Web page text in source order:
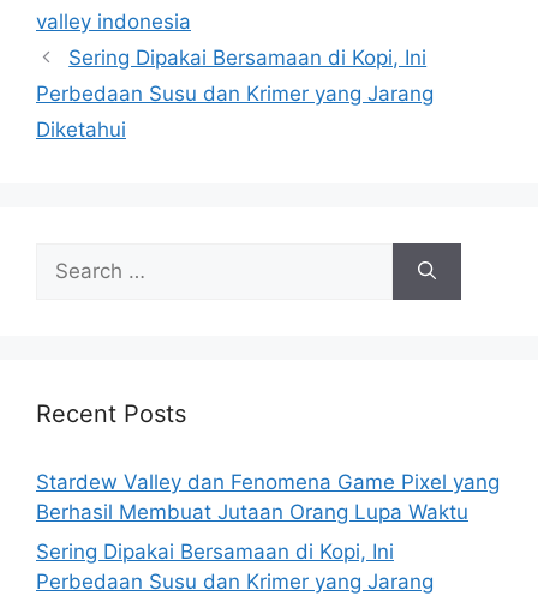
r
i
s
valley indonesia
Sering Dipakai Bersamaan di Kopi, Ini
Perbedaan Susu dan Krimer yang Jarang
Diketahui
h
r
:
Recent Posts
Stardew Valley dan Fenomena Game Pixel yang
Berhasil Membuat Jutaan Orang Lupa Waktu
Sering Dipakai Bersamaan di Kopi, Ini
Perbedaan Susu dan Krimer yang Jarang